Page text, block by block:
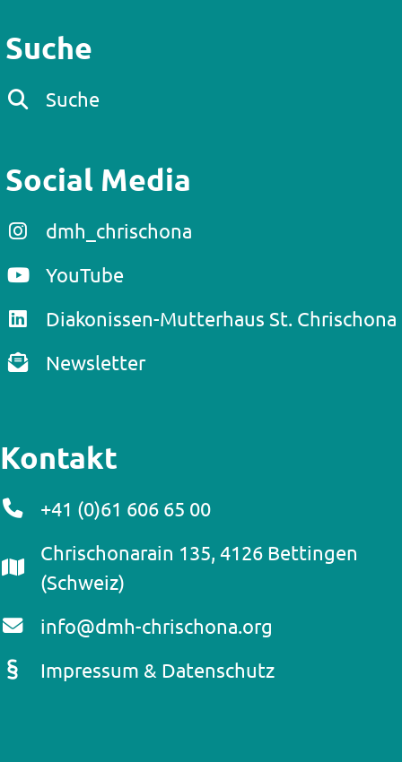
Suche
Suche
Social Media
dmh_chrischona
YouTube
Diakonissen-Mutterhaus St. Chrischona
Newsletter
Kontakt
+41 (0)61 606 65 00
Chrischonarain 135, 4126 Bettingen
(Schweiz)
info@dmh-chrischona.org
Impressum & Datenschutz